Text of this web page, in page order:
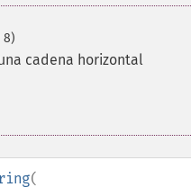
8)
cadena horizontal
(